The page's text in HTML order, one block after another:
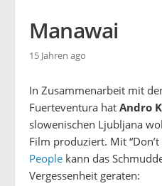
Manawai
15 Jahren ago
In Zusammenarbeit mit
Fuerteventura hat Andro
slowenischen Ljubljana
Film produziert. Mit “Don’t
People kann das
Vergessenheit geraten: